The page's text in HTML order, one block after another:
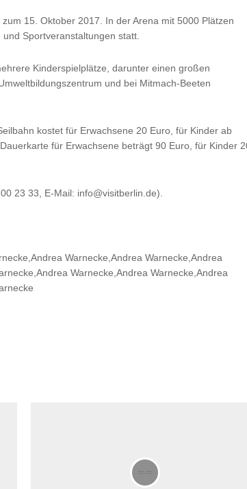
15. Oktober 2017. In der Arena mit 5000 Plätzen
Sportveranstaltungen statt.
Kinderspielplätze, darunter einen großen
und bei Mitmach-Beeten
kostet für Erwachsene 20 Euro, für Kinder ab
für Erwachsene beträgt 90 Euro, für Kinder
23 33, E-Mail: info@visitberlin.de).
Warnecke,Andrea Warnecke,Andrea
Warnecke,Andrea Warnecke,Andrea